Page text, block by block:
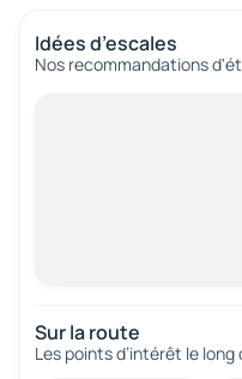
Idées d’escales
Nos recommandations
Sur la route
Les points d’intérêt le